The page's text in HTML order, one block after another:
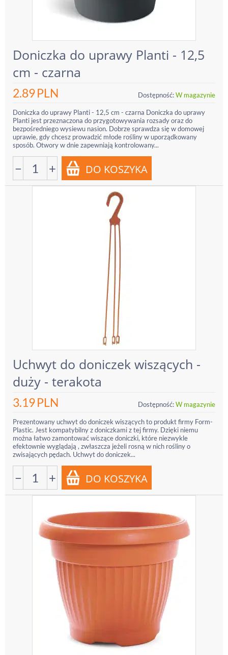
Doniczka do uprawy Planti - 12,5
cm - czarna
2.89PLN Dostępność:W magazynie
Doniczka do uprawy Planti - 12,5 cm - czarna Doniczka do uprawy
Planti jest przeznaczona do przygotowywania rozsady oraz do
bezpośredniego wysiewu nasion. Dobrze sprawdza się w domowej
uprawie, gdy chcesz prowadzić młode rośliny w uporządkowany
sposób. Otwory w dnie zapewniają kontrolowany...
− +
Uchwyt do doniczek wiszących -
duży - terakota
3.19PLN Dostępność:W magazynie
Prezentowany uchwyt do doniczek wiszących to produkt firmy Form-
Plastic. Jest kompatybilny z doniczkami z tej firmy. Dzięki niemu
można łatwo zamontować wiszące doniczki, które niezwykle
efektownie wyglądają , zwłaszcza jeżeli rosną w nich rośliny o
zwisających pędach. Uchwyt do doniczek...
− +